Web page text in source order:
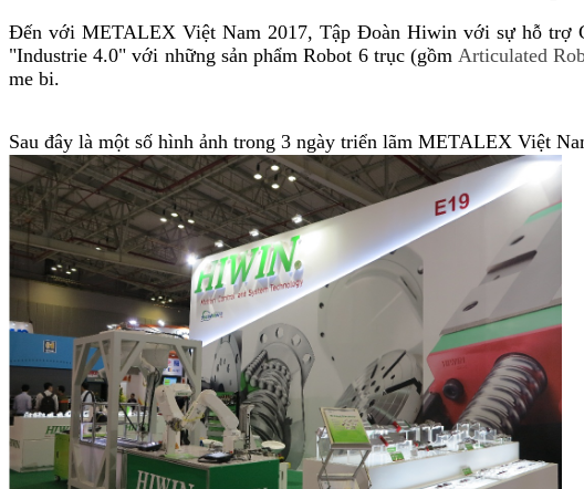
Đến với METALEX Việt Nam 2017, Tập Đoàn Hiwin với sự hỗ trợ
"Industrie 4.0" với những sản phẩm Robot 6 trục (gồm Articulated
me bi.
Sau đây là một số hình ảnh trong 3 ngày triển lãm METALEX Việt